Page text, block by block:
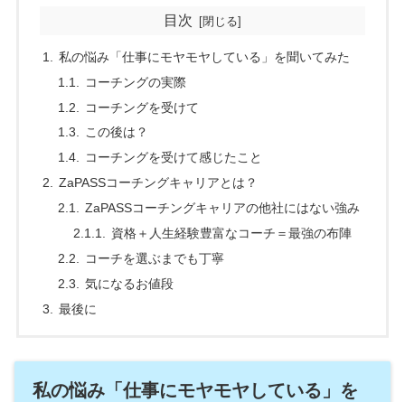
目次
私の悩み「仕事にモヤモヤしている」を聞いてみた
コーチングの実際
コーチングを受けて
この後は？
コーチングを受けて感じたこと
ZaPASSコーチングキャリアとは？
ZaPASSコーチングキャリアの他社にはない強み
資格＋人生経験豊富なコーチ＝最強の布陣
コーチを選ぶまでも丁寧
気になるお値段
最後に
私の悩み「仕事にモヤモヤしている」を